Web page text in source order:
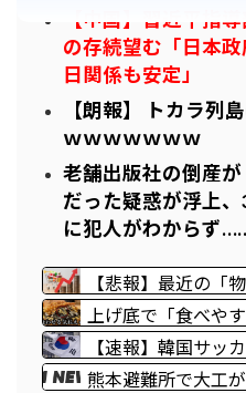
【中国】習近平指
の存続望む「日本
日関係も安定」
【朗報】 トカラ列
ｗｗｗｗｗｗｗ
老舗出版社の倒産が
だった疑惑が浮上
に犯人がわからず
【悲報】最近の「
買えなくなるｗｗ
上げ底で「食べや
→実質値上げでは
消費者が“コスト
【速報】韓国サッ
審判員４人も調査
熊本避難所で大工